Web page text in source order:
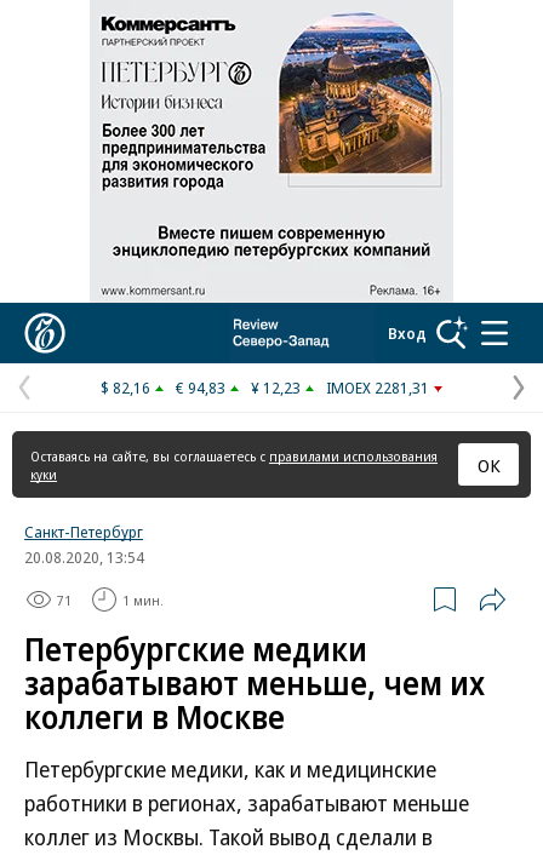
Реклама в «Ъ» www.kommersant.ru/ad
Вход
Предыдущая
страница
$ 82,16 € 94,83 ¥ 12,23 IMOEX 2281,31
Оставаясь на сайте, вы соглашаетесь с правилами использования
куки
ОК
Санкт-Петербург
20.08.2020, 13:54
71 1 мин.
Петербургские медики
зарабатывают меньше, чем их
коллеги в Москве
Петербургские медики, как и медицинские
работники в регионах, зарабатывают меньше
коллег из Москвы. Такой вывод сделали в